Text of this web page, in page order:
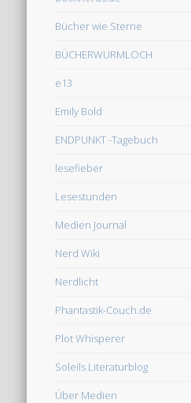
Bücher wie Sterne
BÜCHERWURMLOCH
e13
Emily Bold
ENDPUNKT -Tagebuch
lesefieber
Lesestunden
Medien Journal
Nerd Wiki
Nerdlicht
Phantastik-Couch.de
Plot Whisperer
Soleils Literaturblog
Über Medien